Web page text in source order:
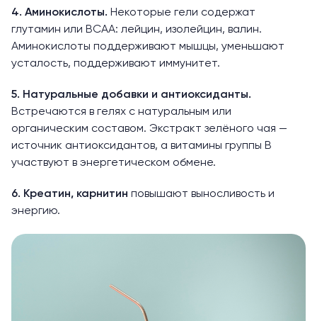
4. Аминокислоты. Некоторые гели содержат
глутамин или BCAA: лейцин, изолейцин, валин.
Аминокислоты поддерживают мышцы, уменьшают
усталость, поддерживают иммунитет.
5. Натуральные добавки и антиоксиданты.
Встречаются в гелях с натуральным или
органическим составом. Экстракт зелёного чая —
источник антиоксидантов, а витамины группы B
участвуют в энергетическом обмене.
6. Креатин, карнитин повышают выносливость и
энергию.